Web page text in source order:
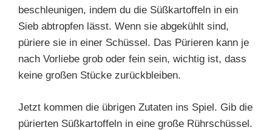
beschleunigen, indem du die Süßkartoffeln in ein
Sieb abtropfen lässt. Wenn sie abgekühlt sind,
püriere sie in einer Schüssel. Das Pürieren kann je
nach Vorliebe grob oder fein sein, wichtig ist, dass
keine großen Stücke zurückbleiben.
Jetzt kommen die übrigen Zutaten ins Spiel. Gib die
pürierten Süßkartoffeln in eine große Rührschüssel.